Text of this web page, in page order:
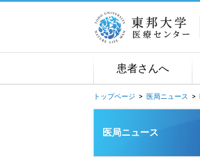
患者さんへ
トップページ > 医局ニュース >
医局ニュース